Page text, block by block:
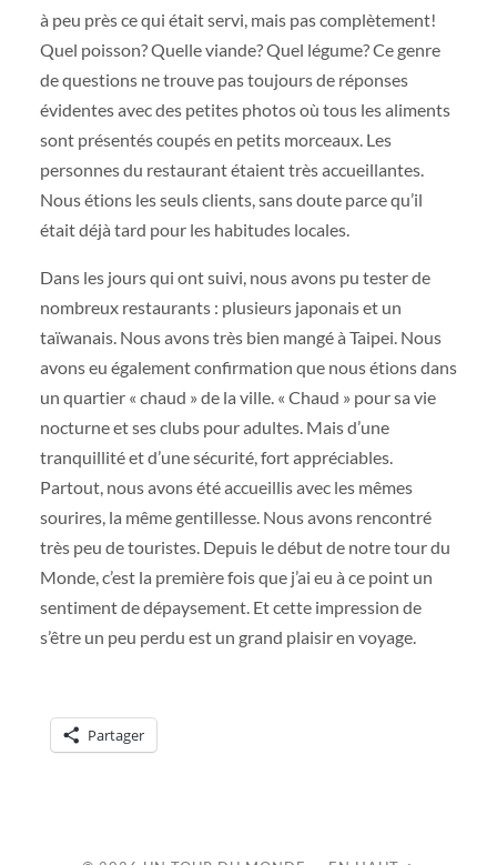
à peu près ce qui était servi, mais pas complètement!
Quel poisson? Quelle viande? Quel légume? Ce genre
de questions ne trouve pas toujours de réponses
évidentes avec des petites photos où tous les aliments
sont présentés coupés en petits morceaux. Les
personnes du restaurant étaient très accueillantes.
Nous étions les seuls clients, sans doute parce qu’il
était déjà tard pour les habitudes locales.
Dans les jours qui ont suivi, nous avons pu tester de
nombreux restaurants : plusieurs japonais et un
taïwanais. Nous avons très bien mangé à Taipei. Nous
avons eu également confirmation que nous étions dans
un quartier « chaud » de la ville. « Chaud » pour sa vie
nocturne et ses clubs pour adultes. Mais d’une
tranquillité et d’une sécurité, fort appréciables.
Partout, nous avons été accueillis avec les mêmes
sourires, la même gentillesse. Nous avons rencontré
très peu de touristes. Depuis le début de notre tour du
Monde, c’est la première fois que j’ai eu à ce point un
sentiment de dépaysement. Et cette impression de
s’être un peu perdu est un grand plaisir en voyage.
Partager